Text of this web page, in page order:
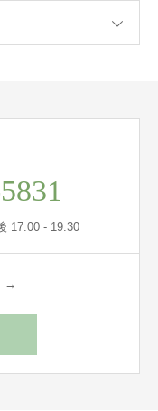
17:00 - 19:30
→